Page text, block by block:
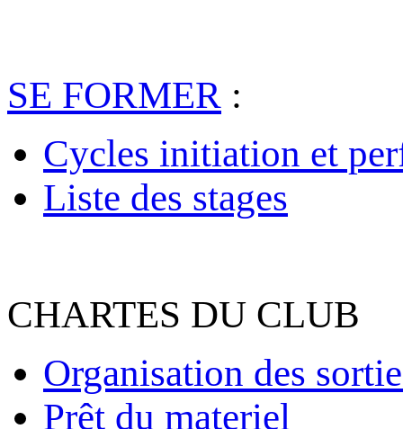
SE FORMER :
Cycles initiation et
Liste des stages
CHARTES DU CLUB
Organisation des
Prêt du materiel